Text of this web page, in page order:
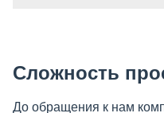
Сложность
До обращения к нам